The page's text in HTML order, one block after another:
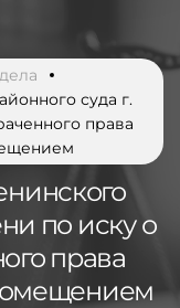
суда г.
права
по иску о
права